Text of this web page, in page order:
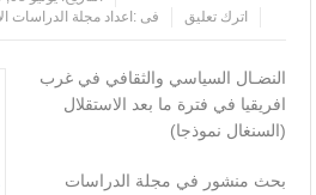
فى :اعداد مجلة الدراسات اترك تعليق
النضـال السياسي والثقافي في غرب
افريقيا في فترة ما بعد الاستقلال
(السنغال نموذجا)
بحث منشور في مجلة الدراسات